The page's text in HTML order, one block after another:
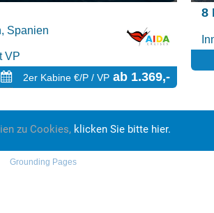
Spanien
VP
2er Kabine €/P / VPab 1.369,-
8
zu Cookies, klicken Sie bitte hier.
Grounding Pages